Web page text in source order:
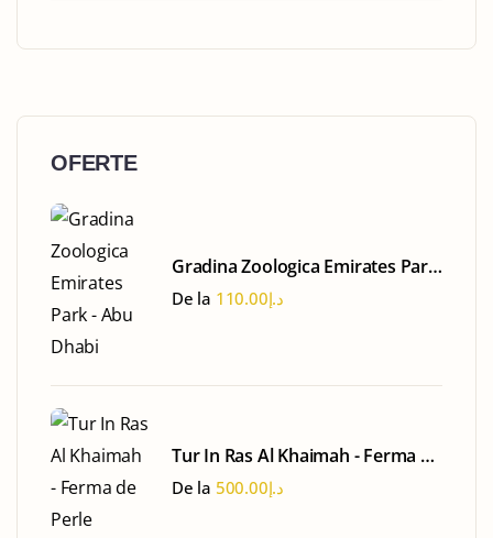
OFERTE
Gradina Zoologica Emirates Park
- Abu Dhabi
De la د.إ110.00
Tur In Ras Al Khaimah - Ferma de
Perle
De la د.إ500.00